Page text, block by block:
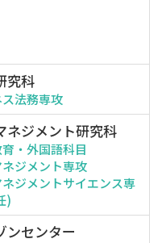
究科
法務専攻
ネジメント研究科
・外国語科目
ジメント専攻
ジメントサイエンス専
)
ンセンター